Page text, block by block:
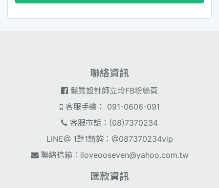
聯絡資訊
髮質設計師立坽FB粉絲頁
客服手機： 091-0606-091
客服市話：(08)7370234
LINE@ 1對1諮詢：@087370234vip
聯絡信箱： iloveooseven@yahoo.com.tw
匯款資訊